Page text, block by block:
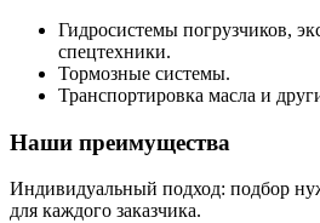
Гидросистемы погрузчиков,
спецтехники.
Тормозные системы.
Транспортировка масла и
Наши преимущества
Индивидуальный подход: подбор
для каждого заказчика.